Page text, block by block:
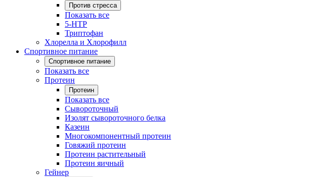
Против стресса
Показать все
5-HTP
Триптофан
Хлорелла и Хлорофилл
Спортивное питание
Спортивное питание
Показать все
Протеин
Протеин
Показать все
Сывороточный
Изолят сывороточного белка
Казеин
Многокомпонентный протеин
Говяжий протеин
Протеин растительный
Протеин яичный
Гейнер